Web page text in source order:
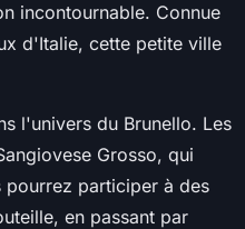
incontournable. Connue
d'Italie, cette petite ville
l'univers du Brunello. Les
Grosso, qui
pourrez participer à des
en passant par